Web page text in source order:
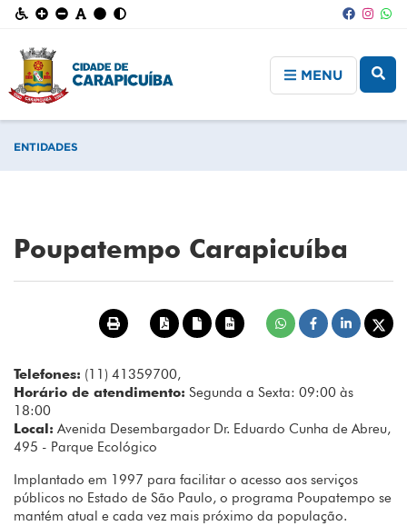
MENU
ENTIDADES
Poupatempo Carapicuíba
Telefones: (11) 41359700,
Horário de atendimento: Segunda a Sexta: 09:00 às
18:00
Local: Avenida Desembargador Dr. Eduardo Cunha de Abreu,
495 - Parque Ecológico
Implantado em 1997 para facilitar o acesso aos serviços
públicos no Estado de São Paulo, o programa Poupatempo se
mantém atual e cada vez mais próximo da população.